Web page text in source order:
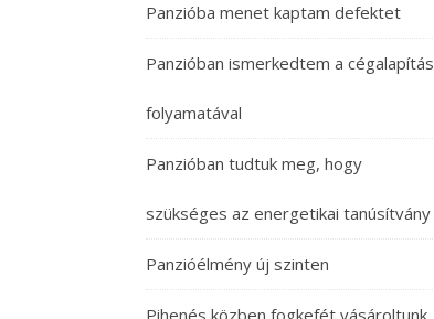
Panzióba menet kaptam defektet
Panzióban ismerkedtem a cégalapítás
folyamatával
Panzióban tudtuk meg, hogy
szükséges az energetikai tanúsítvány
Panzióélmény új szinten
Pihenés közben fogkefét vásároltunk